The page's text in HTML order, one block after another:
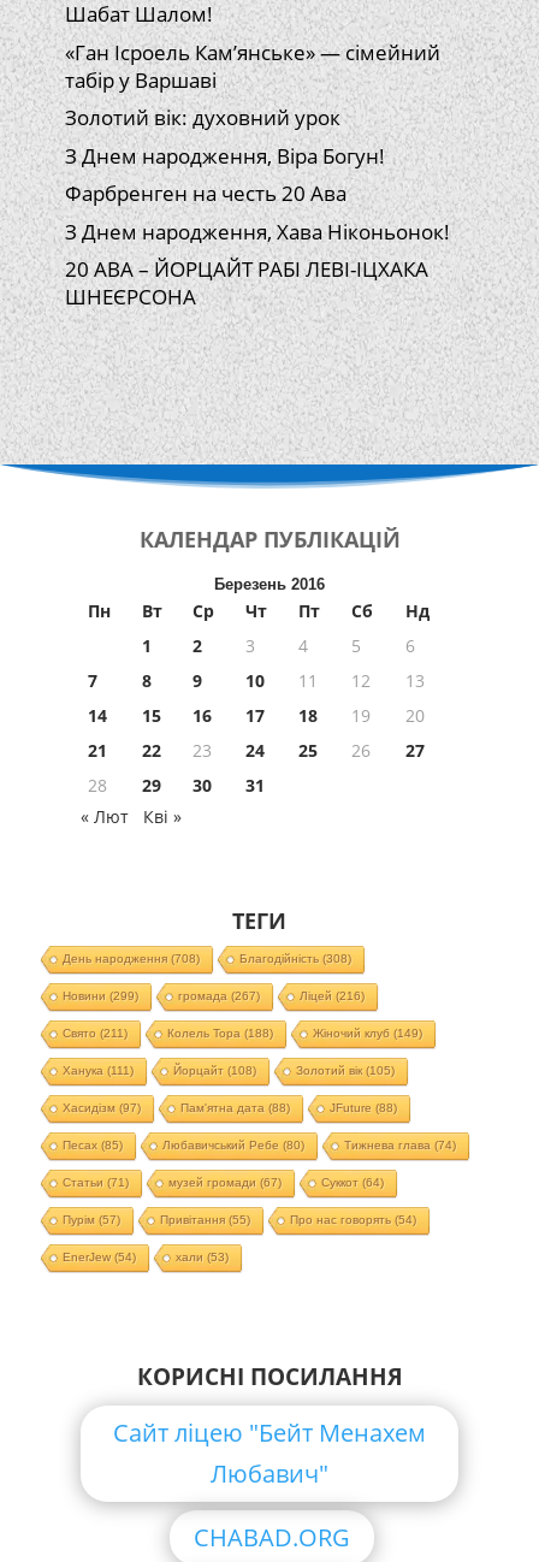
Шабат Шалом!
«Ган Ісроель Кам’янське» — сімейний
табір у Варшаві
Золотий вік: духовний урок
З Днем народження, Віра Богун!
Фарбренген на честь 20 Ава
З Днем народження, Хава Ніконьонок!
20 АВА – ЙОРЦАЙТ РАБІ ЛЕВІ-ІЦХАКА
ШНЕЄРСОНА
КАЛЕНДАР ПУБЛІКАЦІЙ
Березень 2016
Пн Вт Ср Чт Пт Сб
Нд
1
2 3 4 5
6
7
8 9 10 11 12
13
14
15 16 17 18 19
20
21
22 23 24 25 26
27
28
29 30
31
« Лют
Кві »
ТЕГИ
День народження(708) Благодійність (308)
Новини (299) громада (267) Ліцей (216)
Свято (211) Колель Тора (188) Жіночий клуб (149)
Ханука (111) Йорцайт (108) Золотий вік(105)
Хасидізм (97) Пам'ятна дата (88) JFuture (88)
Песах(85) Любавичський Ребе (80) Тижнева глава (74)
Статьи (71) музей громади (67) Суккот (64)
Пурім (57) Привітання(55) Про нас говорять (54)
EnerJew(54) хали (53)
КОРИСНІ ПОСИЛАННЯ
Сайт ліцею "Бейт Менахем
Любавич"
CHABAD.ORG